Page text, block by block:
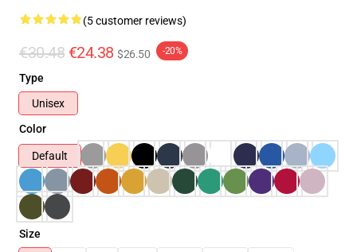
(5 customer reviews)
€30.48 €24.38 $26.50 -20%
Type
Unisex
Color
Default
Size